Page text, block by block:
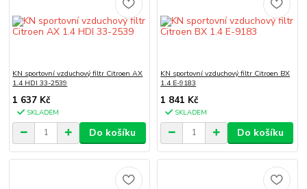
KN sportovní vzduchový filtr Citroen AX
1.4 HDI 33-2539
1 637 Kč
SKLADEM
Do košíku
KN sportovní vzduchový filtr Citroen BX
1.4 E-9183
1 841 Kč
SKLADEM
Do košíku